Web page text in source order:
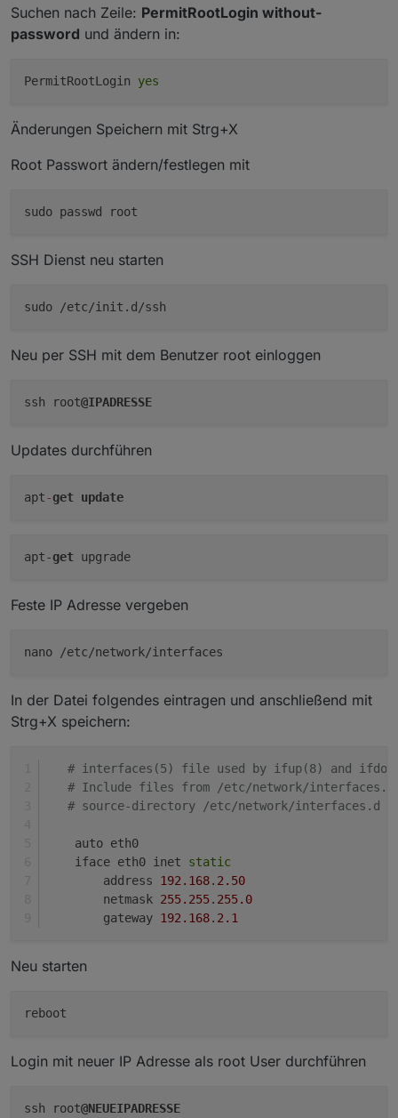
Suchen nach Zeile: PermitRootLogin without-
password und ändern in:
PermitRootLogin yes
Änderungen Speichern mit Strg+X
Root Passwort ändern/festlegen mit
SSH Dienst neu starten
sudo /etc/init.d/ssh
Neu per SSH mit dem Benutzer root einloggen
ssh root@IPADRESSE
Updates durchführen
apt-get update
apt-get
Feste IP Adresse vergeben
nano /etc/network/interfaces
In der Datei folgendes eintragen und anschließend mit
Strg+X speichern:
# interfaces(5) file used by ifup(8) and
# Include files from /etc/network/
# source-directory /etc/network/interfaces.d
    auto eth0
    iface eth0 inet
static
        address
192.168. 2.50
        netmask
255.255. 255.0
        gateway
192.168. 2.1
Neu starten
Login mit neuer IP Adresse als root User durchführen
ssh root@NEUEIPADRESSE